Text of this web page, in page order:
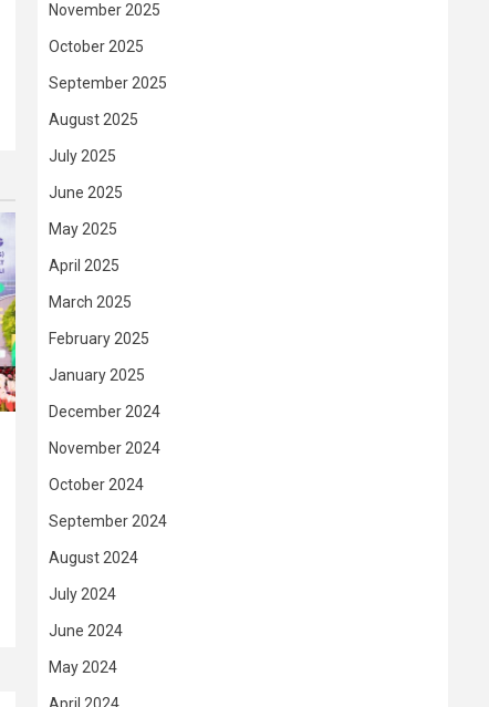
November 2025
October 2025
September 2025
August 2025
July 2025
June 2025
May 2025
April 2025
March 2025
February 2025
January 2025
December 2024
November 2024
October 2024
September 2024
August 2024
July 2024
June 2024
May 2024